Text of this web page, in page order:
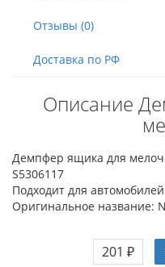
Отзывы (0)
Доставка по РФ
Описание
Демпфер ящика для
S5306117
Подходит для
Оригинальное название:
201 ₽